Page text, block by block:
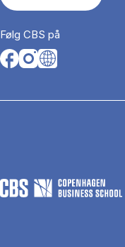
Følg CBS på
Opens in a new tab
Opens in a new tab
Opens in a new tab